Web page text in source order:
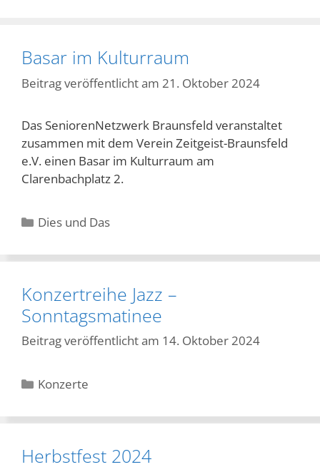
Basar im Kulturraum
21. Oktober 2024
Das SeniorenNetzwerk Braunsfeld veranstaltet
zusammen mit dem Verein Zeitgeist-Braunsfeld
e.V. einen Basar im Kulturraum am
Clarenbachplatz 2.
Kategorien
Dies und Das
Konzertreihe Jazz –
Sonntagsmatinee
14. Oktober 2024
Kategorien
Konzerte
Herbstfest 2024